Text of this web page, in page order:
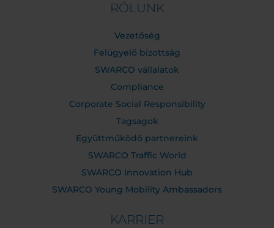
RÓLUNK
Vezetőség
Felügyelő bizottság
SWARCO vállalatok
Compliance
Corporate Social Responsibility
Tagsagok
Együttműködő partnereink
SWARCO Traffic World
SWARCO Innovation Hub
SWARCO Young Mobility Ambassadors
KARRIER